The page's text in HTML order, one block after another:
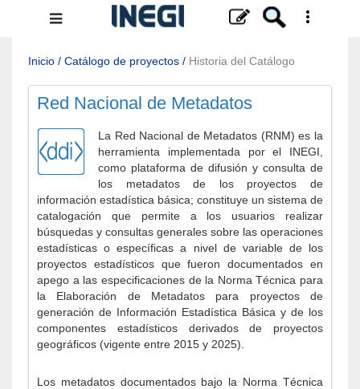
Menú
navegación
Inicio / Catálogo de proyectos / Historia del Catálogo
Red Nacional de Metadatos
La Red Nacional de Metadatos (RNM) es la
herramienta implementada por el INEGI,
como plataforma de difusión y consulta de
los metadatos de los proyectos de
información estadística básica; constituye un sistema de
catalogación que permite a los usuarios realizar
búsquedas y consultas generales sobre las operaciones
estadísticas o específicas a nivel de variable de los
proyectos estadísticos que fueron documentados en
apego a las especificaciones de la Norma Técnica para
la Elaboración de Metadatos para proyectos de
generación de Información Estadística Básica y de los
componentes estadísticos derivados de proyectos
geográficos (vigente entre 2015 y 2025).
Los metadatos documentados bajo la Norma Técnica